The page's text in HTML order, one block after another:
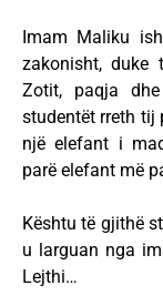
Imam Maliku
zakonisht, duke
Zotit, paqja
studentët rreth tij
një elefant i
parë elefant më
Kështu të gjithë
u larguan nga
Lejthi…